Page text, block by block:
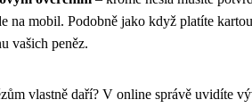
na mobil. Podobně jako když platíte
vašich peněz.
vlastně daří? V online správě uvidíte